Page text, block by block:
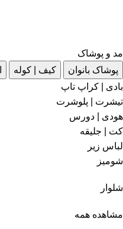
مد و پوشاک
پوشاک بانوان
کیف | کوله
بادی | کراپ تاپ
تیشرت | پلوشرت
هودی | دورس
کت | جلیقه
لباس زیر
شومیز
شلوار
مشاهده همه